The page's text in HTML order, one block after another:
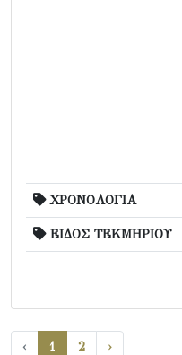
ΧΡΟΝΟΛΟΓΙΑ
ΕΙΔΟΣ ΤΕΚΜΗΡΙΟΥ
‹ 1 2 ›